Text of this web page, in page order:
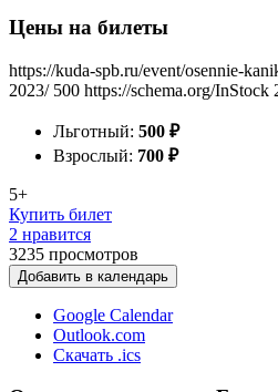
Цены на билеты
https://kuda-spb.ru/event/osennie-
2023/ 500 https://schema.org/InStock
Льготный: 500 ₽
Взрослый: 700 ₽
5+
Купить билет
2 нравится
3235 просмотров
Добавить в календарь
Google Calendar
Outlook.com
Скачать .ics